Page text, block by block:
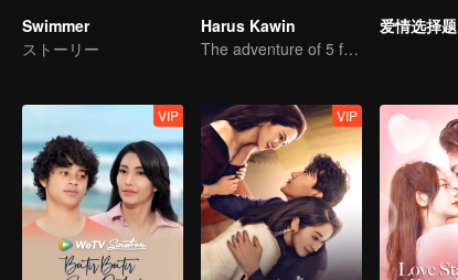
Swimmer
ストーリー
Harus Kawin
The adventure of 5 friends looking for a soulmate!
爱情选择题
VIP VIP